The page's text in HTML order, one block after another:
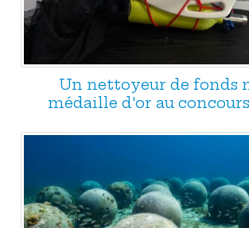
Un nettoyeur de fonds
médaille d'or au